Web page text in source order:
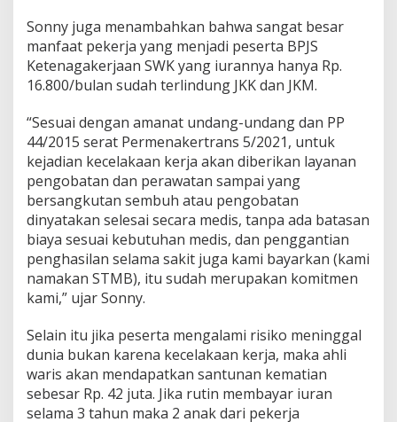
Sonny juga menambahkan bahwa sangat besar
manfaat pekerja yang menjadi peserta BPJS
Ketenagakerjaan SWK yang iurannya hanya Rp.
16.800/bulan sudah terlindung JKK dan JKM.
“Sesuai dengan amanat undang-undang dan PP
44/2015 serat Permenakertrans 5/2021, untuk
kejadian kecelakaan kerja akan diberikan layanan
pengobatan dan perawatan sampai yang
bersangkutan sembuh atau pengobatan
dinyatakan selesai secara medis, tanpa ada batasan
biaya sesuai kebutuhan medis, dan penggantian
penghasilan selama sakit juga kami bayarkan (kami
namakan STMB), itu sudah merupakan komitmen
kami,” ujar Sonny.
Selain itu jika peserta mengalami risiko meninggal
dunia bukan karena kecelakaan kerja, maka ahli
waris akan mendapatkan santunan kematian
sebesar Rp. 42 juta. Jika rutin membayar iuran
selama 3 tahun maka 2 anak dari pekerja